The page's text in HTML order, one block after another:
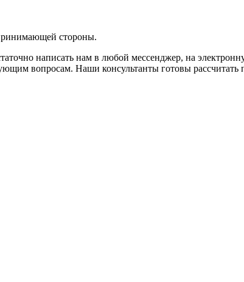
стороны.
написать нам в любой мессенджер, на
вопросам. Наши консультанты готовы